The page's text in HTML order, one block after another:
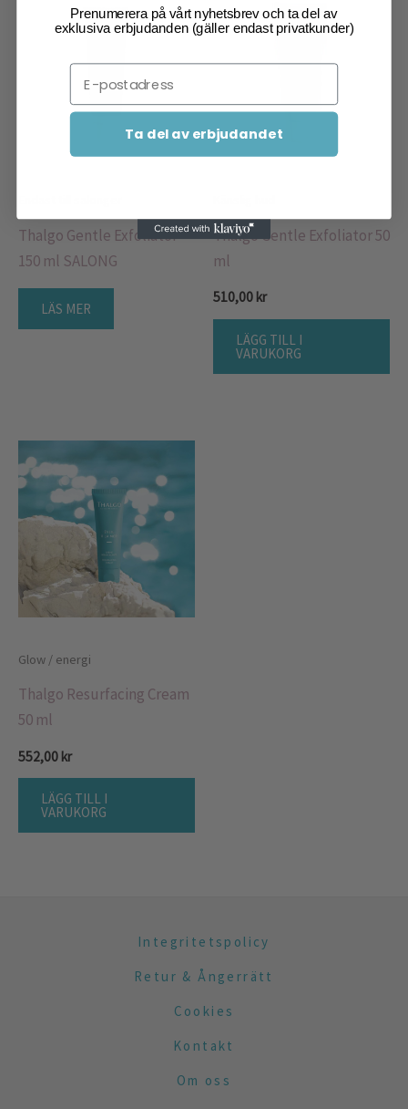
Thalgo Gentle Exfoliator
150 ml SALONG
LÄS MER
Thalgo Gentle Exfoliator 50
ml
510,00 kr
LÄGG TILL I
VARUKORG
Glow / energi
Thalgo Resurfacing Cream
50 ml
552,00 kr
LÄGG TILL I
VARUKORG
Integritetspolicy
Retur & Ångerrätt
Cookies
Kontakt
Om oss
Prenumerera på vårt nyhetsbrev och ta del av
exklusiva erbjudanden (gäller endast privatkunder)
Email
Ta del av erbjudandet